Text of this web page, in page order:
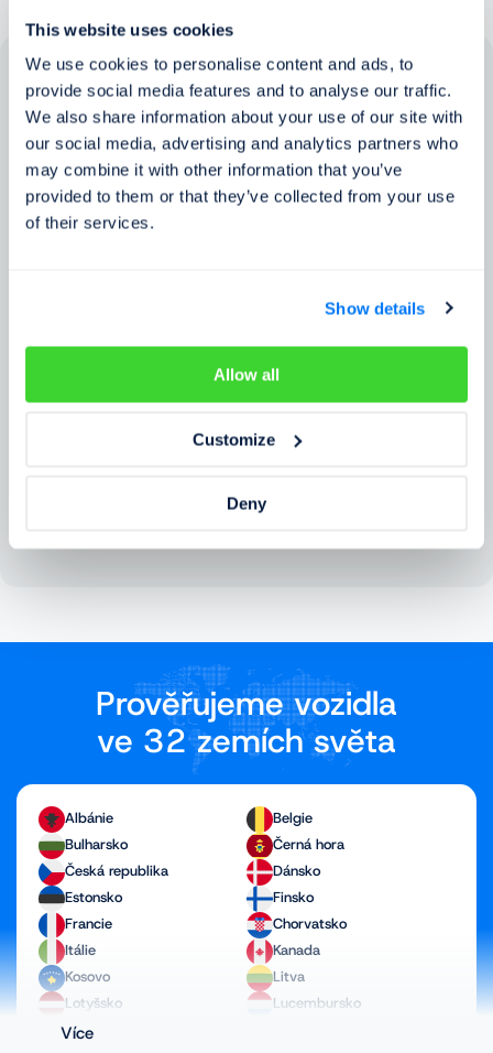
This website uses cookies
We use cookies to personalise content and ads, to
provide social media features and to analyse our traffic.
We also share information about your use of our site with
our social media, advertising and analytics partners who
may combine it with other information that you’ve
provided to them or that they’ve collected from your use
of their services.
Show details
Allow all
Customize
Deny
Zkušenosti zákazníků
Zjistěte, co o našem prověření říkají lidé
Prověřujeme vozidla
ve 32 zemích světa
Albánie
Belgie
Bulharsko
Černá hora
Česká republika
Dánsko
Estonsko
Finsko
Francie
Chorvatsko
Itálie
Kanada
Kosovo
Litva
Lotyšsko
Lucembursko
Maďarsko
Více